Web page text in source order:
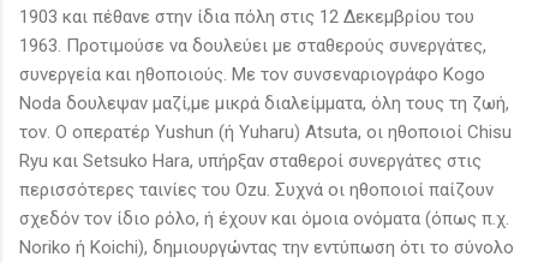
1903 και πέθανε στην ίδια πόλη στις 12 Δεκεμβρίου του
1963. Προτιμούσε να δουλεύει με σταθερούς συνεργάτες,
συνεργεία και ηθοποιούς. Με τον συνσεναριογράφο Kogo
Noda δουλεψαν μαζί,με μικρά διαλείμματα, όλη τους τη ζωή,
τον. Ο οπερατέρ Yushun (ή Yuharu) Atsuta, οι ηθοποιοί Chisu
Ryu και Setsuko Hara, υπήρξαν σταθεροί συνεργάτες στις
περισσότερες ταινίες του Ozu. Συχνά οι ηθοποιοί παίζουν
σχεδόν τον ίδιο ρόλο, ή έχουν και όμοια ονόματα (όπως π.χ.
Noriko ή Koichi), δημιουργώντας την εντύπωση ότι το σύνολο